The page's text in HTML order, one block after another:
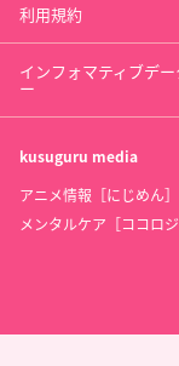
利用規約
インフォマティブデ
ー
kusuguru media
アニメ情報［にじめん］
メンタルケア［ココロジ